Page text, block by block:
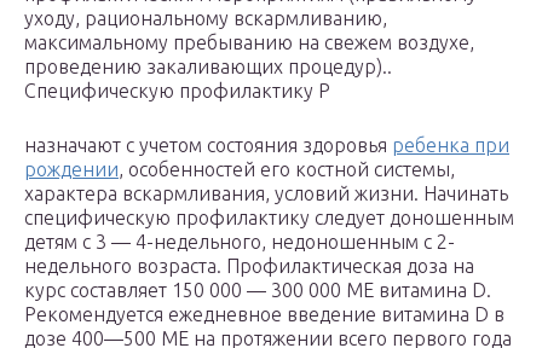
уходу, рациональному вскармливанию,
максимальному пребыванию на свежем воздухе,
проведению закаливающих процедур)..
Специфическую профилактику Р
назначают с учетом состояния здоровья ребенка при
рождении, особенностей его костной системы,
характера вскармливания, условий жизни. Начинать
специфическую профилактику следует доношенным
детям с 3 — 4-недельного, недоношенным с 2-
недельного возраста. Профилактическая доза на
курс составляет 150 000 — 300 000 ME витамина D.
Рекомендуется ежедневное введение витамина D в
дозе 400—500 ME на протяжении всего первого года